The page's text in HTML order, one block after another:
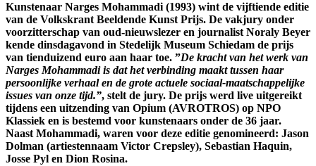
Kunstenaar Narges Mohammadi (1993) wint de vijftiende editie
van de Volkskrant Beeldende Kunst Prijs. De vakjury onder
voorzitterschap van oud-nieuwslezer en journalist Noraly Beyer
kende dinsdagavond in Stedelijk Museum Schiedam de prijs
van tienduizend euro aan haar toe. ”De kracht van het werk van
Narges Mohammadi is dat het verbinding maakt tussen haar
persoonlijke verhaal en de grote actuele sociaal-maatschappelijke
issues van onze tijd.”, stelt de jury. De prijs werd live uitgereikt
tijdens een uitzending van Opium (AVROTROS) op NPO
Klassiek en is bestemd voor kunstenaars onder de 36 jaar.
Naast Mohammadi, waren voor deze editie genomineerd: Jason
Dolman (artiestennaam Victor Crepsley), Sebastian Haquin,
Josse Pyl en Dion Rosina.